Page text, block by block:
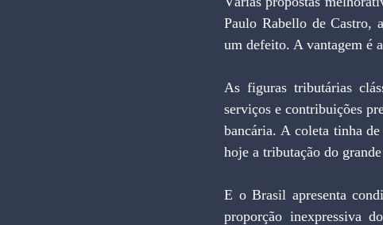
Paulo Rabello de Castro,
um defeito. A vantagem é
As figuras tributárias
serviços e contribuições
bancária. A coleta tinha
hoje a tributação do
E o Brasil apresenta
proporção inexpressiva